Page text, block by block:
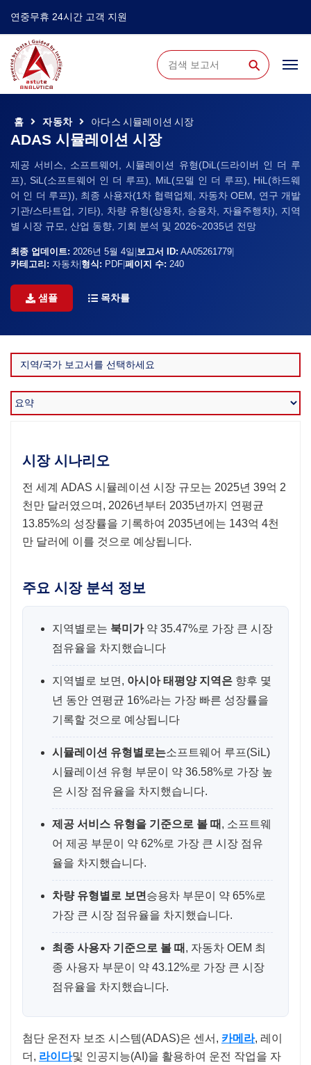
연중무휴 24시간 고객 지원
⚲
홈 자동차 아다스 시뮬레이션 시장
ADAS 시뮬레이션 시장
제공 서비스, 소프트웨어, 시뮬레이션 유형(DiL(드라이버 인 더 루
프), SiL(소프트웨어 인 더 루프), MiL(모델 인 더 루프), HiL(하드웨
어 인 더 루프)), 최종 사용자(1차 협력업체, 자동차 OEM, 연구 개발
기관/스타트업, 기타), 차량 유형(상용차, 승용차, 자율주행차), 지역
별 시장 규모, 산업 동향, 기회 분석 및 2026~2035년 전망
최종 업데이트: 2026년 5월 4일 보고서 ID: AA05261779
카테고리: 자동차 형식: PDF 페이지 수: 240
샘플 목차를
시장 시나리오
전 세계 ADAS 시뮬레이션 시장 규모는 2025년 39억 2
천만 달러였으며, 2026년부터 2035년까지 연평균
13.85%의 성장률을 기록하여 2035년에는 143억 4천
만 달러에 이를 것으로 예상됩니다.
주요 시장 분석 정보
지역별로는 북미가약 35.47%로 가장 큰 시장
점유율을 차지했습니다
지역별로 보면, 아시아 태평양 지역은 향후 몇
년 동안 연평균 16%라는 가장 빠른 성장률을
기록할 것으로 예상됩니다
시뮬레이션 유형별로는소프트웨어 루프(SiL)
시뮬레이션 유형 부문이 약 36.58%로 가장 높
은 시장 점유율을 차지했습니다.
제공 서비스 유형을 기준으로 볼 때 , 소프트웨
어 제공 부문이 약 62%로 가장 큰 시장 점유
율을 차지했습니다.
차량 유형별로 보면 승용차 부문이 약 65%로
가장 큰 시장 점유율을 차지했습니다.
최종 사용자 기준으로 볼 때 , 자동차 OEM 최
종 사용자 부문이 약 43.12%로 가장 큰 시장
점유율을 차지했습니다.
첨단 운전자 보조 시스템(ADAS)은 센서, 카메라, 레이
더, 라이다및 인공지능(AI)을 활용하여 운전 작업을 자